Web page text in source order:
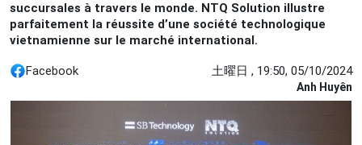
succursales à travers le monde. NTQ Solution illustre
parfaitement la réussite d’une société technologique
vietnamienne sur le marché international.
Facebook 土曜日 , 19:50, 05/10/2024
Anh Huyên